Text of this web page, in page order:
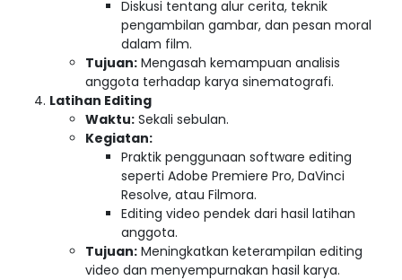
Diskusi tentang alur cerita, teknik
pengambilan gambar, dan pesan moral
dalam film.
Tujuan: Mengasah kemampuan analisis
anggota terhadap karya sinematografi.
Latihan Editing
Waktu: Sekali sebulan.
Kegiatan:
Praktik penggunaan software editing
seperti Adobe Premiere Pro, DaVinci
Resolve, atau Filmora.
Editing video pendek dari hasil latihan
anggota.
Tujuan: Meningkatkan keterampilan editing
video dan menyempurnakan hasil karya.